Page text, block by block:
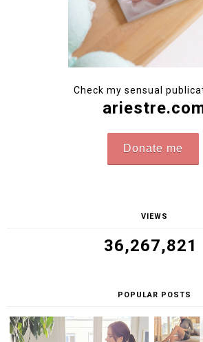
Check my sensual
Donate me
VIEWS
36,267,821
POPULAR POSTS